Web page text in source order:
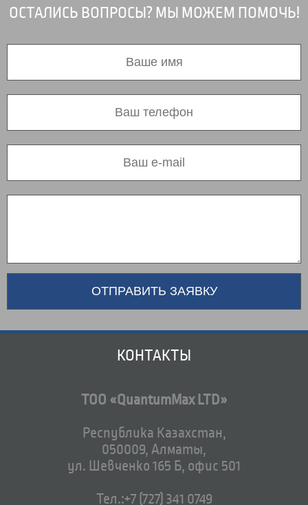
ОСТАЛИСЬ ВОПРОСЫ? МЫ МОЖЕМ ПОМОЧЬ!
КОНТАКТЫ
ТОО «QuantumMax LTD»
Республика Казахстан,
050009, Алматы,
ул. Шевченко 165 Б, офис 501
Тел.:+7 (727) 341 0749